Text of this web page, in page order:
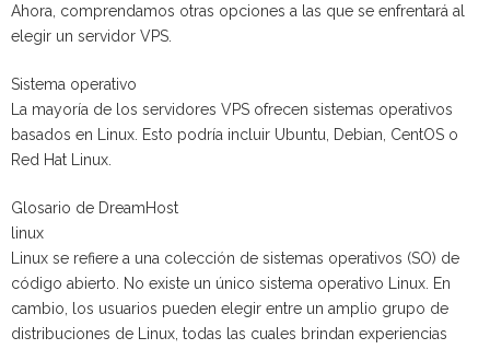
Ahora, comprendamos otras opciones a las que se enfrentará al
elegir un servidor VPS.
Sistema operativo
La mayoría de los servidores VPS ofrecen sistemas operativos
basados ​​en Linux. Esto podría incluir Ubuntu, Debian, CentOS o
Red Hat Linux.
Glosario de DreamHost
linux
Linux se refiere a una colección de sistemas operativos (SO) de
código abierto. No existe un único sistema operativo Linux. En
cambio, los usuarios pueden elegir entre un amplio grupo de
distribuciones de Linux, todas las cuales brindan experiencias